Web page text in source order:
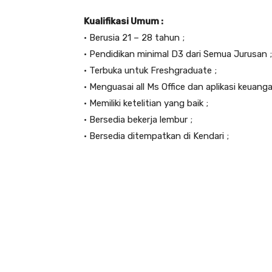
Kualifikasi Umum :
• Berusia 21 – 28 tahun ;
• Pendidikan minimal D3 dari Semua Jurusan ;
• Terbuka untuk Freshgraduate ;
• Menguasai all Ms Office dan aplikasi
• Memiliki ketelitian yang baik ;
• Bersedia bekerja lembur ;
• Bersedia ditempatkan di Kendari ;